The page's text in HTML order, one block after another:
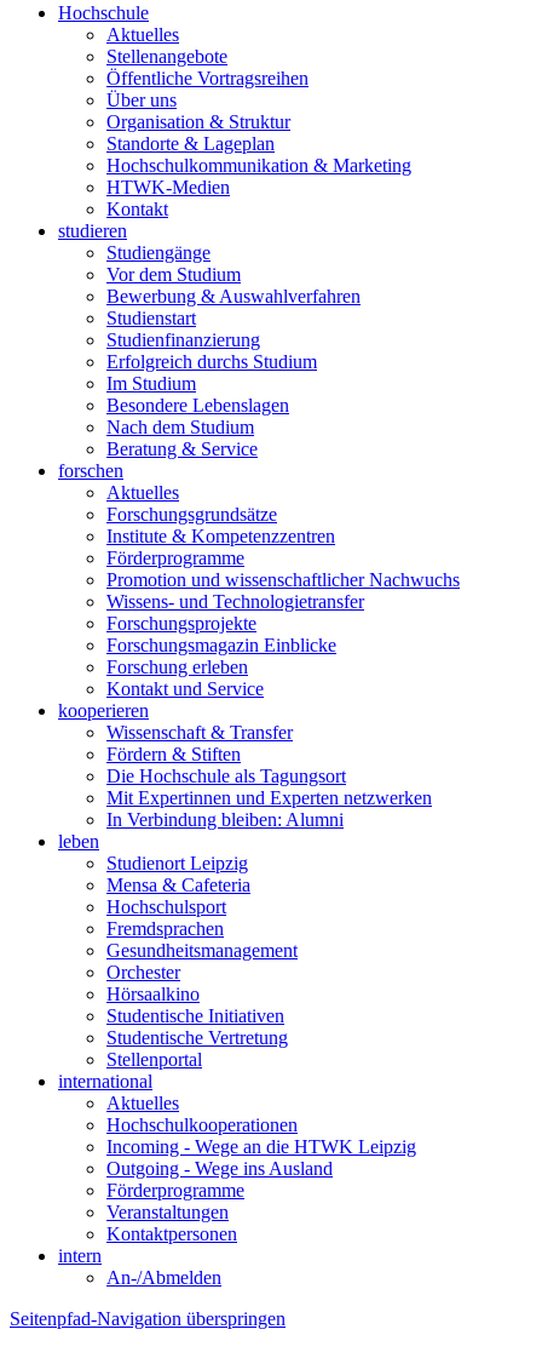
Hochschule
Aktuelles
Stellenangebote
Öffentliche Vortragsreihen
Über uns
Organisation & Struktur
Standorte & Lageplan
Hochschulkommunikation & Marketing
HTWK-Medien
Kontakt
studieren
Studiengänge
Vor dem Studium
Bewerbung & Auswahlverfahren
Studienstart
Studienfinanzierung
Erfolgreich durchs Studium
Im Studium
Besondere Lebenslagen
Nach dem Studium
Beratung & Service
forschen
Aktuelles
Forschungsgrundsätze
Institute & Kompetenzzentren
Förderprogramme
Promotion und wissenschaftlicher Nachwuchs
Wissens- und Technologietransfer
Forschungsprojekte
Forschungsmagazin Einblicke
Forschung erleben
Kontakt und Service
kooperieren
Wissenschaft & Transfer
Fördern & Stiften
Die Hochschule als Tagungsort
Mit Expertinnen und Experten netzwerken
In Verbindung bleiben: Alumni
leben
Studienort Leipzig
Mensa & Cafeteria
Hochschulsport
Fremdsprachen
Gesundheitsmanagement
Orchester
Hörsaalkino
Studentische Initiativen
Studentische Vertretung
Stellenportal
international
Aktuelles
Hochschulkooperationen
Incoming - Wege an die HTWK Leipzig
Outgoing - Wege ins Ausland
Förderprogramme
Veranstaltungen
Kontaktpersonen
intern
An-/Abmelden
Seitenpfad-Navigation überspringen